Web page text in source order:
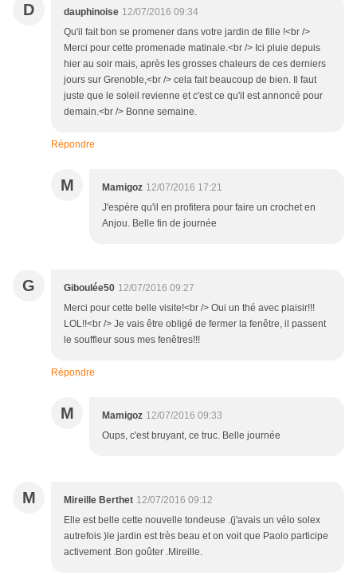
D dauphinoise 12/07/2016 09:34
Qu'il fait bon se promener dans votre jardin de fille !<br />
Merci pour cette promenade matinale.<br /> Ici pluie depuis
hier au soir mais, après les grosses chaleurs de ces derniers
jours sur Grenoble,<br /> cela fait beaucoup de bien. Il faut
juste que le soleil revienne et c'est ce qu'il est annoncé pour
demain.<br /> Bonne semaine.
Répondre
M Mamigoz 12/07/2016 17:21
J'espère qu'il en profitera pour faire un crochet en
Anjou. Belle fin de journée
G Giboulée50 12/07/2016 09:27
Merci pour cette belle visite!<br /> Oui un thé avec plaisir!!!
LOL!!<br /> Je vais être obligé de fermer la fenêtre, il passent
le souffleur sous mes fenêtres!!!
Répondre
M Mamigoz 12/07/2016 09:33
Oups, c'est bruyant, ce truc. Belle journée
M Mireille Berthet 12/07/2016 09:12
Elle est belle cette nouvelle tondeuse .(j'avais un vélo solex
autrefois )le jardin est très beau et on voit que Paolo participe
activement .Bon goûter .Mireille.